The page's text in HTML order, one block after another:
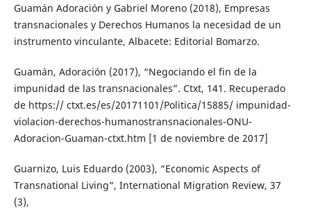
Guamán Adoración y Gabriel Moreno (2018), Empresas
transnacionales y Derechos Humanos la necesidad de un
instrumento vinculante, Albacete: Editorial Bomarzo.
Guamán, Adoración (2017), “Negociando el fin de la
impunidad de las transnacionales”. Ctxt, 141. Recuperado
de https:// ctxt.es/es/20171101/Politica/15885/ impunidad-
violacion-derechos-humanostransnacionales-ONU-
Adoracion-Guaman-ctxt.htm [1 de noviembre de 2017]
Guarnizo, Luis Eduardo (2003), “Economic Aspects of
Transnational Living”, International Migration Review, 37
(3),